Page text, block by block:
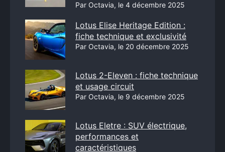
Par Octavia, le 4 décembre 2025
Lotus Elise Heritage Edition :
fiche technique et exclusivité
Par Octavia, le 20 décembre 2025
Lotus 2-Eleven : fiche technique
et usage circuit
Par Octavia, le 9 décembre 2025
Lotus Eletre : SUV électrique,
performances et
caractéristiques